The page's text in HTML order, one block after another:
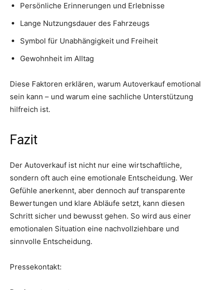
Persönliche Erinnerungen und Erlebnisse
Lange Nutzungsdauer des Fahrzeugs
Symbol für Unabhängigkeit und Freiheit
Gewohnheit im Alltag
Diese Faktoren erklären, warum Autoverkauf emotional
sein kann – und warum eine sachliche Unterstützung
hilfreich ist.
Fazit
Der Autoverkauf ist nicht nur eine wirtschaftliche,
sondern oft auch eine emotionale Entscheidung. Wer
Gefühle anerkennt, aber dennoch auf transparente
Bewertungen und klare Abläufe setzt, kann diesen
Schritt sicher und bewusst gehen. So wird aus einer
emotionalen Situation eine nachvollziehbare und
sinnvolle Entscheidung.
Pressekontakt: